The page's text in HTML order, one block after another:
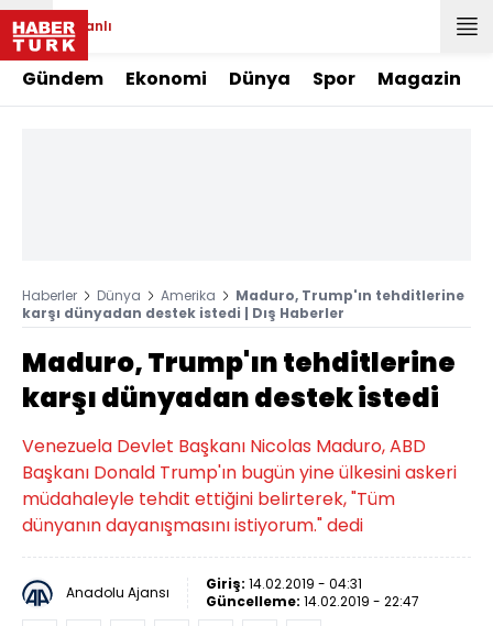
Canlı
Gündem Ekonomi Dünya Spor Magazin
Haberler Dünya Amerika
Maduro, Trump'ın tehditlerine
karşı dünyadan destek istedi | Dış Haberler
Maduro, Trump'ın tehditlerine
karşı dünyadan destek istedi
Venezuela Devlet Başkanı Nicolas Maduro, ABD
Başkanı Donald Trump'ın bugün yine ülkesini askeri
müdahaleyle tehdit ettiğini belirterek, "Tüm
dünyanın dayanışmasını istiyorum." dedi
Anadolu Ajansı Giriş: 14.02.2019 - 04:31
Güncelleme: 14.02.2019 - 22:47